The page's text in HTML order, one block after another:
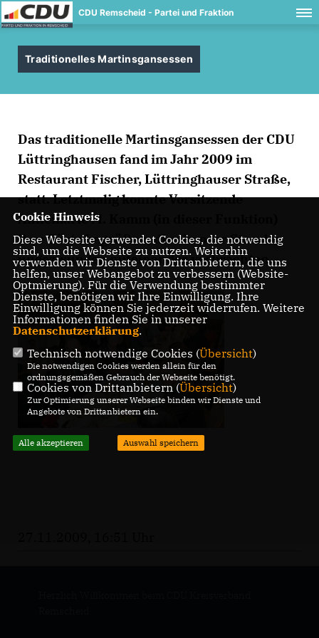
CDU Remscheid - Partei und Fraktion
Traditionelles Martinsgansessen
Das traditionelle Martinsgansessen der CDU
Lüttringhausen fand im Jahr 2009 im
Restaurant Fischer, Lüttringhauser Straße,
statt. Letztmalig konnte Vorsitzende
Annemarie M. Kamm (in dieser Funktion)
ihre Gäste begrüßen, die ein paar Stunden
ungezwungen miteinander verbrachten.
Cookie Hinweis
Diese Webseite verwendet Cookies, die notwendig
sind, um die Webseite zu nutzen. Weiterhin
verwenden wir Dienste von Drittanbietern, die uns
helfen, unser Webangebot zu verbessern (Website-
Optmierung). Für die Verwendung bestimmter
Dienste, benötigen wir Ihre Einwilligung. Ihre
Einwilligung können Sie jederzeit widerrufen. Weitere
Informationen finden Sie in unserer
Datenschutzerklärung.
Technisch notwendige Cookies (Übersicht)
Die notwendigen Cookies werden allein für den
ordnungsgemäßen Gebrauch der Webseite benötigt.
Cookies von Drittanbietern (Übersicht)
Zur Optimierung unserer Webseite binden wir Dienste und
Angebote von Drittanbietern ein.
Alle akzeptieren Auswahl speichern